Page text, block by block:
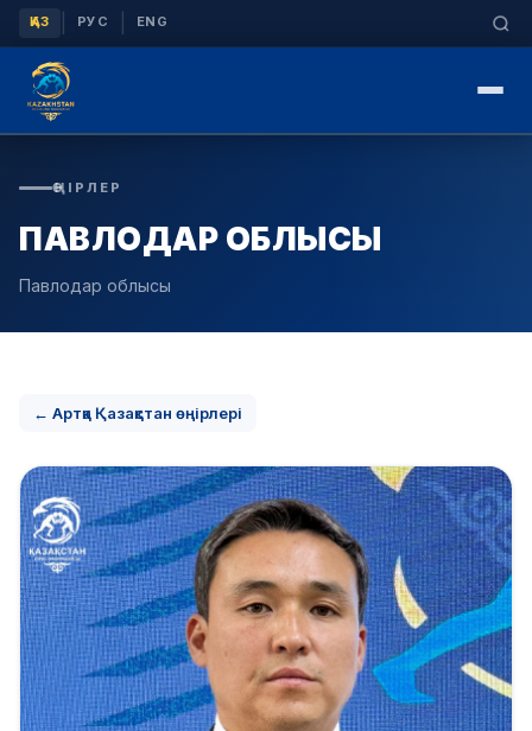
ҚАЗ РУС ENG
ӨҢІРЛЕР
ПАВЛОДАР ОБЛЫСЫ
Павлодар облысы
← Артқа Қазақстан өңірлері